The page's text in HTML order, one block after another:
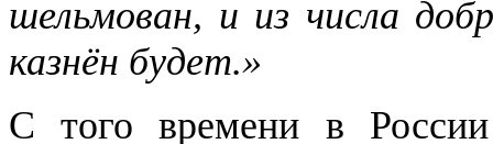
шельмован, и из числа
казнён будет.»
С того времени в